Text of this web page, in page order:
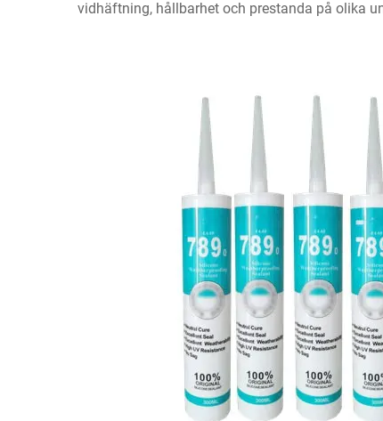
vidhäftning, hållbarhet och prestanda på olika